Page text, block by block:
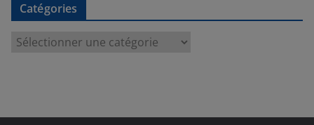
Catégories